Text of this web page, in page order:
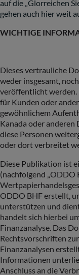
auf die „Glorreichen
gehen auch hier weit
WICHTIGE
Dieses vertrauliche
weder insgesamt,
veröffentlicht werden.
für Kunden oder
gewöhnlichem
Kanada oder
diese Personen
oder dort verbreitet
Diese Publikation ist
(nachfolgend „ODDO
ODDO BHF erstellt,
unterstützen und
handelt sich hierbei
Finanzanalyse. Das
Rechtsvorschriften
Finanzanalysen
Informationen
Anschluss an die